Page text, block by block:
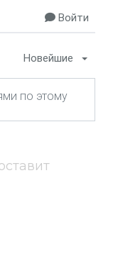
Войти
Новейшие